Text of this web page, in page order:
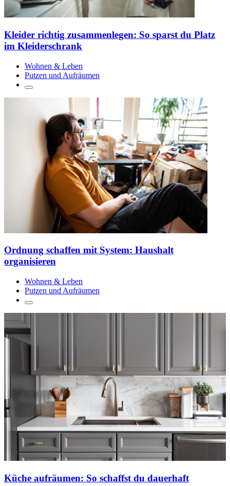
Kleider richtig zusammenlegen: So sparst du Platz
im Kleiderschrank
Wohnen & Leben
Putzen und Aufräumen
Ordnung schaffen mit System: Haushalt
organisieren
Wohnen & Leben
Putzen und Aufräumen
Küche aufräumen: So schaffst du dauerhaft